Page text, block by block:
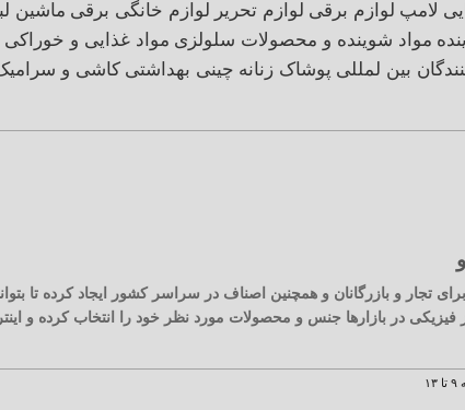
لامپ لوازم برقی لوازم تحریر لوازم خانگی برقی ماشین
مواد شوینده و محصولات سلولزی مواد غذایی و خوراکی
بین لمللی پوشاک زنانه چینی بهداشتی کاشی و
تجار و بازرگانان و همچنین اصناف در سراسر کشور ایجاد کرده تا
فیزیکی در بازارها جنس و محصولات مورد نظر خود را انتخاب کرده